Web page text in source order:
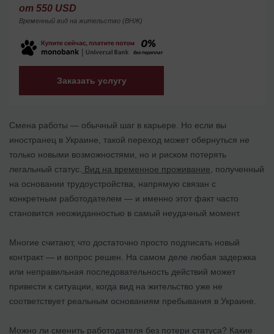
от 550 USD
Временный вид на жительство (ВНЖ)
Заказать услугу
Смена работы — обычный шаг в карьере. Но если вы
иностранец в Украине, такой переход может обернуться не
только новыми возможностями, но и риском потерять
легальный статус.
Вид на временное проживание , полученный
на основании трудоустройства, напрямую связан с
конкретным работодателем — и именно этот факт часто
становится неожиданностью в самый неудачный момент.
Многие считают, что достаточно просто подписать новый
контракт — и вопрос решен. На самом деле любая задержка
или неправильная последовательность действий может
привести к ситуации, когда вид на жительство уже не
соответствует реальным основаниям пребывания в Украине.
Можно ли сменить работодателя без потери статуса? Какие